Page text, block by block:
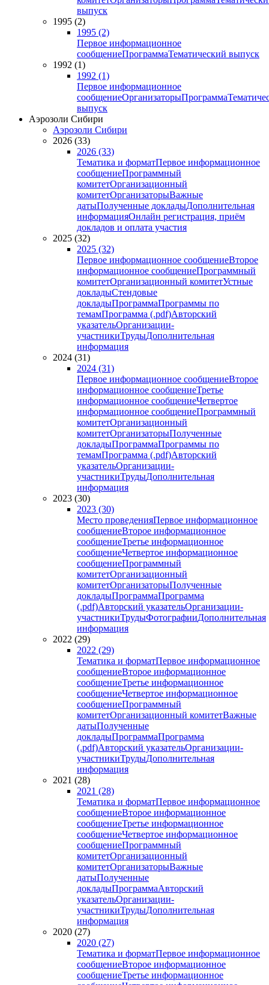
выпуск
1995 (2)
1995 (2)
Первое информационное
сообщениеПрограммаТематический выпуск
1992 (1)
1992 (1)
Первое информационное
сообщениеОрганизаторыПрограмма
выпуск
Аэрозоли Сибири
Аэрозоли Сибири
2026 (33)
2026 (33)
Тематика и форматПервое информационное
сообщениеПрограммный
комитетОрганизационный
комитетОрганизаторыВажные
датыПолученные докладыДополнительная
информацияОнлайн регистрация, приём
докладов и оплата участия
2025 (32)
2025 (32)
Первое информационное сообщениеВторое
информационное сообщениеПрограммный
комитетОрганизационный комитетУстные
докладыСтендовые
докладыПрограммаПрограммы по
темамПрограмма (.pdf)Авторский
указательОрганизации-
участникиТрудыДополнительная
информация
2024 (31)
2024 (31)
Первое информационное сообщениеВторое
информационное сообщениеТретье
информационное сообщениеЧетвертое
информационное сообщениеПрограммный
комитетОрганизационный
комитетОрганизаторыПолученные
докладыПрограммаПрограммы по
темамПрограмма (.pdf)Авторский
указательОрганизации-
участникиТрудыДополнительная
информация
2023 (30)
2023 (30)
Место проведенияПервое информационное
сообщениеВторое информационное
сообщениеТретье информационное
сообщениеЧетвертое информационное
сообщениеПрограммный
комитетОрганизационный
комитетОрганизаторыПолученные
докладыПрограммаПрограмма
(.pdf)Авторский указательОрганизации-
участникиТрудыФотографииДополнительная
информация
2022 (29)
2022 (29)
Тематика и форматПервое информационное
сообщениеВторое информационное
сообщениеТретье информационное
сообщениеЧетвертое информационное
сообщениеПрограммный
комитетОрганизационный комитетВажные
датыПолученные
докладыПрограммаПрограмма
(.pdf)Авторский указательОрганизации-
участникиТрудыДополнительная
информация
2021 (28)
2021 (28)
Тематика и форматПервое информационное
сообщениеВторое информационное
сообщениеТретье информационное
сообщениеЧетвертое информационное
сообщениеПрограммный
комитетОрганизационный
комитетОрганизаторыВажные
датыПолученные
докладыПрограммаАвторский
указательОрганизации-
участникиТрудыДополнительная
информация
2020 (27)
2020 (27)
Тематика и форматПервое информационное
сообщениеВторое информационное
сообщениеТретье информационное